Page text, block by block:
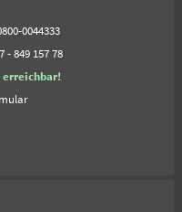
0044333
- 849 157 78
erreichbar!